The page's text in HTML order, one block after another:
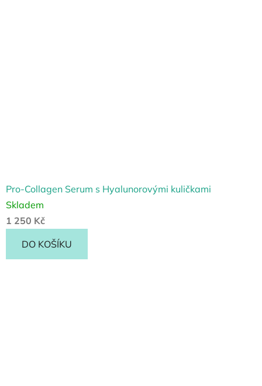
Pro-Collagen Serum s Hyalunorovými kuličkami
Skladem
1 250 Kč
DO KOŠÍKU